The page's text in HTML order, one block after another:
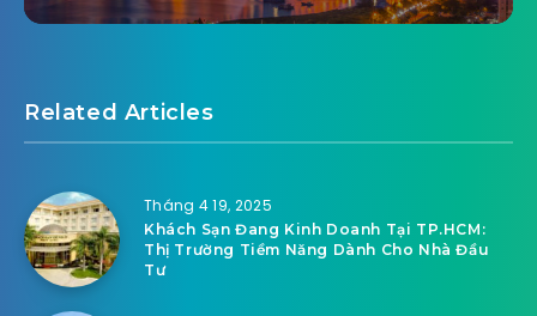
Related Articles
Tháng 4 19, 2025
Khách Sạn Đang Kinh Doanh Tại TP.HCM:
Thị Trường Tiềm Năng Dành Cho Nhà Đầu
Tư